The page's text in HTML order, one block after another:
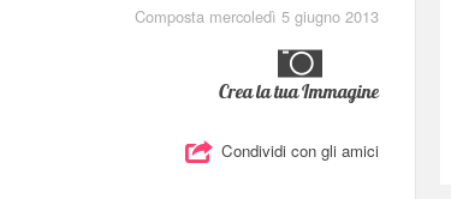
Composta mercoledì 5 giugno 2013
Crea la tua Immagine
Condividi con gli amici